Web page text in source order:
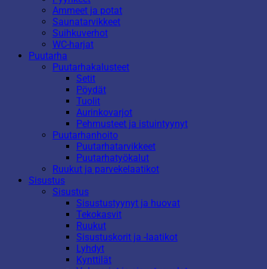
Ammeet ja potat
Saunatarvikkeet
Suihkuverhot
WC-harjat
Puutarha
Puutarhakalusteet
Setit
Pöydät
Tuolit
Aurinkovarjot
Pehmusteet ja istuintyynyt
Puutarhanhoito
Puutarhatarvikkeet
Puutarhatyökalut
Ruukut ja parvekelaatikot
Sisustus
Sisustus
Sisustustyynyt ja huovat
Tekokasvit
Ruukut
Sisustuskorit ja -laatikot
Lyhdyt
Kynttilät